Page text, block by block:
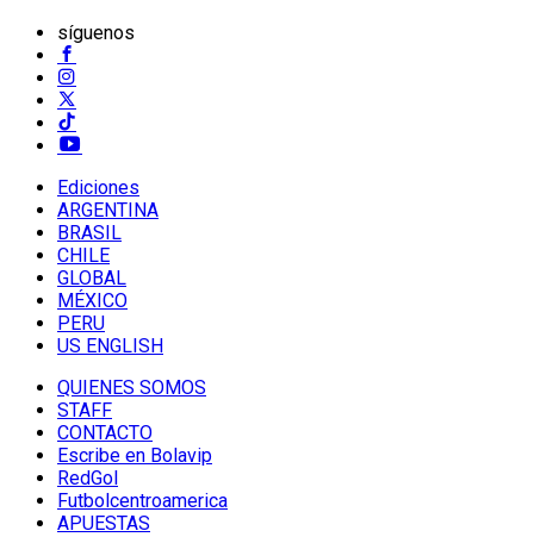
síguenos
Ediciones
ARGENTINA
BRASIL
CHILE
GLOBAL
MÉXICO
PERU
US ENGLISH
QUIENES SOMOS
STAFF
CONTACTO
Escribe en Bolavip
RedGol
Futbolcentroamerica
APUESTAS